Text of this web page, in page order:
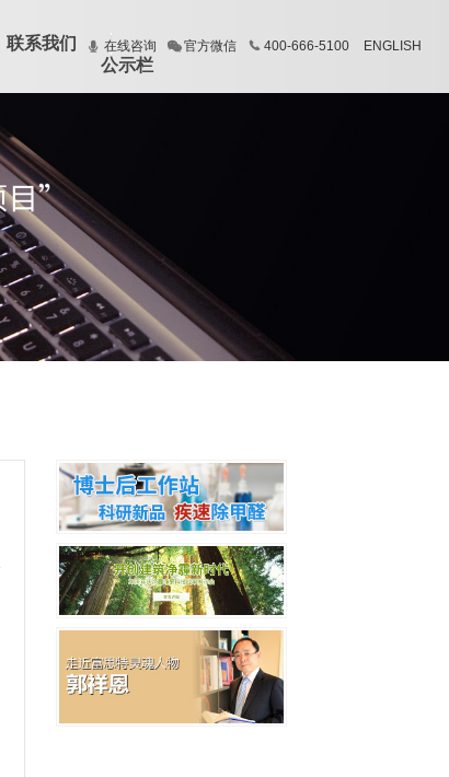
联系我们
公示栏
在线咨询 官方微信 400-666-5100 ENGLISH